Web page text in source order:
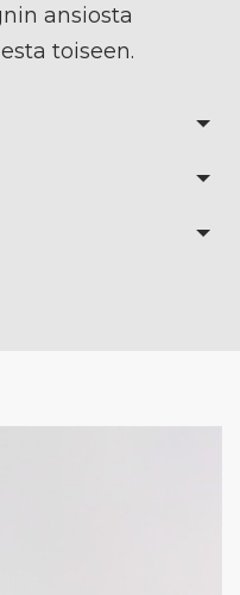
ansiosta
toiseen.